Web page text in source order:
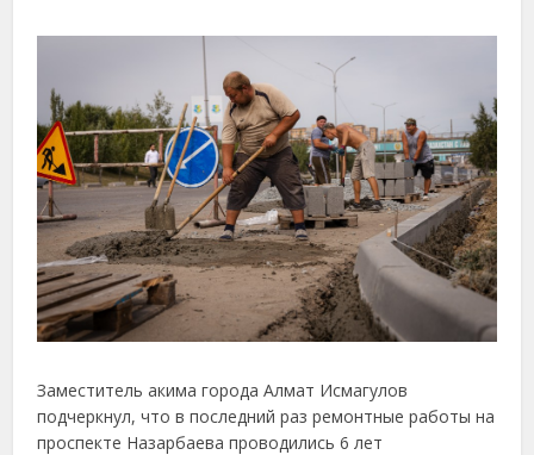
Заместитель акима города Алмат Исмагулов
подчеркнул, что в последний раз ремонтные работы на
проспекте Назарбаева проводились 6 лет